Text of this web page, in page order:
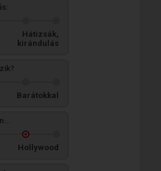
Hátizsák,
kirándulás
Barátokkal
Hollywood